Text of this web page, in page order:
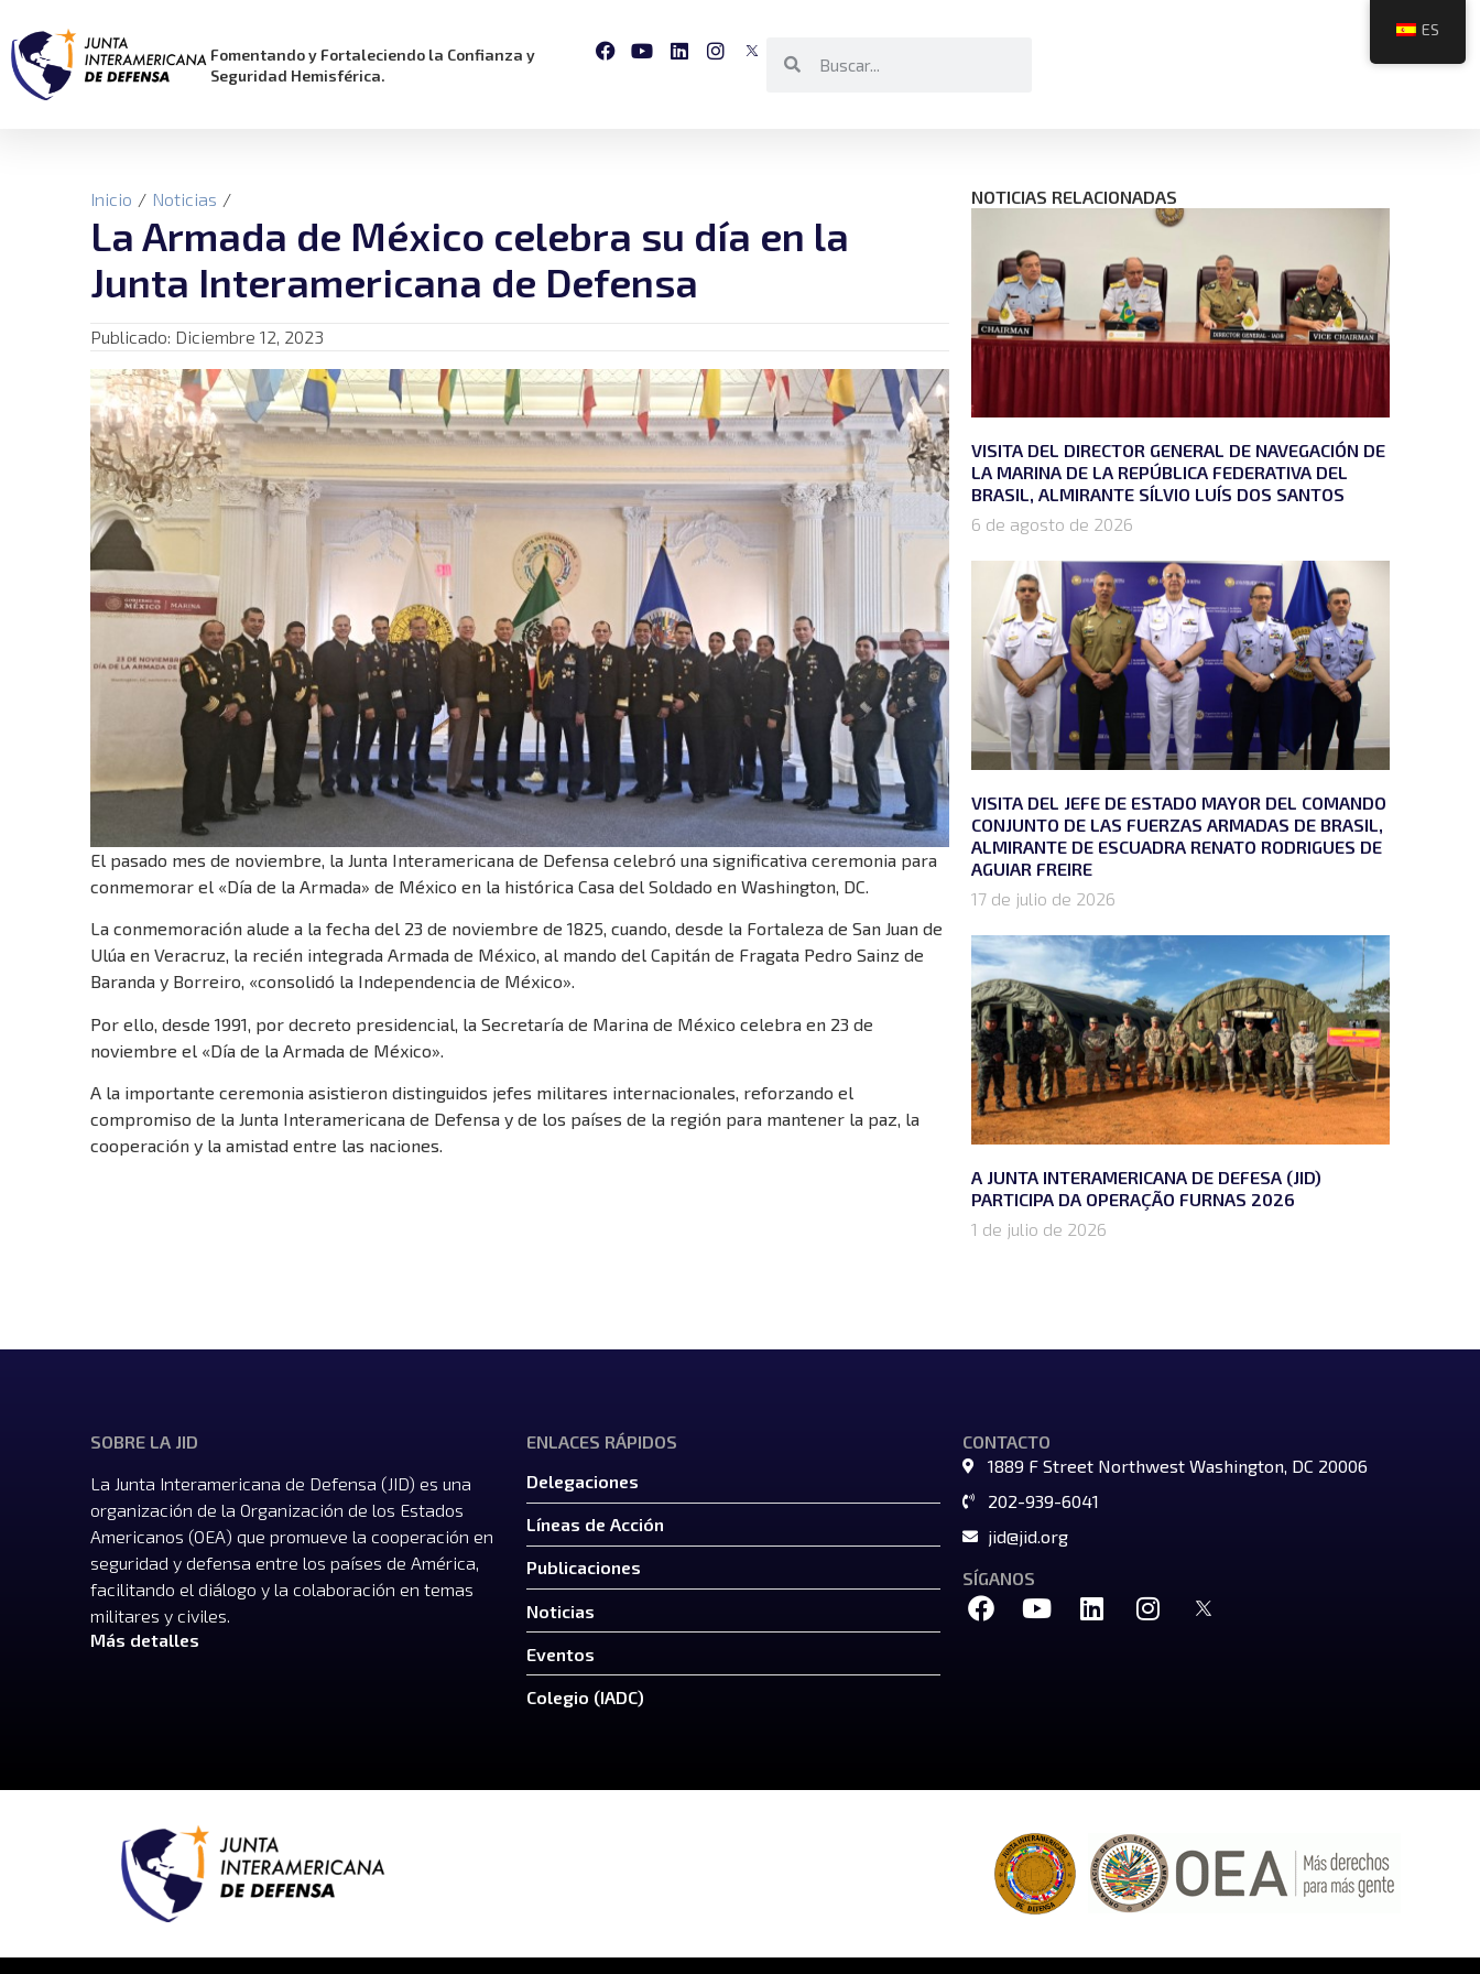
Fomentando y Fortaleciendo la Confianza y
Seguridad Hemisférica.
Inicio / Noticias /
La Armada de México celebra su día en la
Junta Interamericana de Defensa
Publicado: Diciembre 12, 2023
El pasado mes de noviembre, la Junta Interamericana de Defensa celebró una significativa ceremonia para
conmemorar el «Día de la Armada» de México en la histórica Casa del Soldado en Washington, DC.
La conmemoración alude a la fecha del 23 de noviembre de 1825, cuando, desde la Fortaleza de San Juan de
Ulúa en Veracruz, la recién integrada Armada de México, al mando del Capitán de Fragata Pedro Sainz de
Baranda y Borreiro, «consolidó la Independencia de México».
Por ello, desde 1991, por decreto presidencial, la Secretaría de Marina de México celebra en 23 de
noviembre el «Día de la Armada de México».
A la importante ceremonia asistieron distinguidos jefes militares internacionales, reforzando el
compromiso de la Junta Interamericana de Defensa y de los países de la región para mantener la paz, la
cooperación y la amistad entre las naciones.
NOTICIAS RELACIONADAS
VISITA DEL DIRECTOR GENERAL DE NAVEGACIÓN DE
LA MARINA DE LA REPÚBLICA FEDERATIVA DEL
BRASIL, ALMIRANTE SÍLVIO LUÍS DOS SANTOS
6 de agosto de 2026
VISITA DEL JEFE DE ESTADO MAYOR DEL COMANDO
CONJUNTO DE LAS FUERZAS ARMADAS DE BRASIL,
ALMIRANTE DE ESCUADRA RENATO RODRIGUES DE
AGUIAR FREIRE
17 de julio de 2026
A JUNTA INTERAMERICANA DE DEFESA (JID)
PARTICIPA DA OPERAÇÃO FURNAS 2026
1 de julio de 2026
SOBRE LA JID
La Junta Interamericana de Defensa (JID) es una
organización de la Organización de los Estados
Americanos (OEA) que promueve la cooperación en
seguridad y defensa entre los países de América,
facilitando el diálogo y la colaboración en temas
militares y civiles.
Más detalles
ENLACES RÁPIDOS
Delegaciones
Líneas de Acción
Publicaciones
Noticias
Eventos
Colegio (IADC)
CONTACTO
1889 F Street Northwest Washington, DC 20006
202-939-6041
jid@jid.org
SÍGANOS
ES